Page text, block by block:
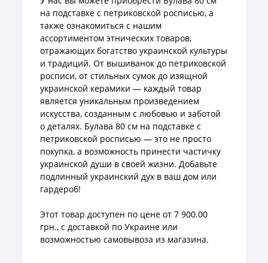
на подставке с петриковской росписью, а
также ознакомиться с нашим
ассортиментом этнических товаров,
отражающих богатство украинской культуры
и традиций. От вышиванок до петриковской
росписи, от стильных сумок до изящной
украинской керамики — каждый товар
является уникальным произведением
искусства, созданным с любовью и заботой
о деталях. Булава 80 см на подставке с
петриковской росписью — это не просто
покупка, а возможность принести частичку
украинской души в своей жизни. Добавьте
подлинный украинский дух в ваш дом или
гардероб!
Этот товар доступен по цене от 7 900.00
грн., с доставкой по Украине или
возможностью самовывоза из магазина.